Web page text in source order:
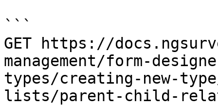
```
GET https://
management/form-
types/creating-new-
lists/parent-child-